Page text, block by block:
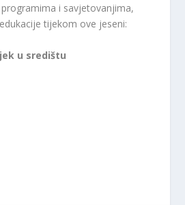
i savjetovanjima,
tijekom ove jeseni:
u središtu